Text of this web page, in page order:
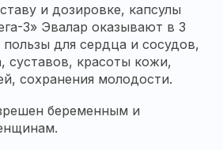
и дозировке, капсулы
3» Эвалар оказывают в 3
пользы для сердца и сосудов,
суставов, красоты кожи,
сохранения молодости.
беременным и